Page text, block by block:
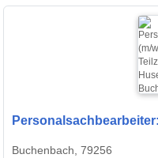
Buchenbach, 79256